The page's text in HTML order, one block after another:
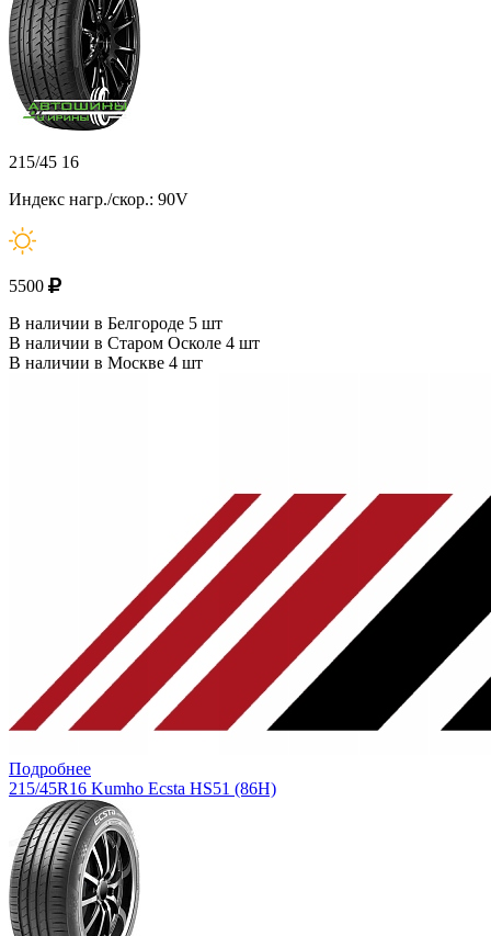
215/45 16
Индекс нагр./скор.: 90V
5500
В наличии в Белгороде 5 шт
В наличии в Старом Осколе 4 шт
В наличии в Москве 4 шт
Подробнее
215/45R16 Kumho Ecsta HS51 (86H)